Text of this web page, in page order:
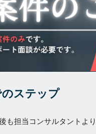
ステップ
も担当コンサルタントよ